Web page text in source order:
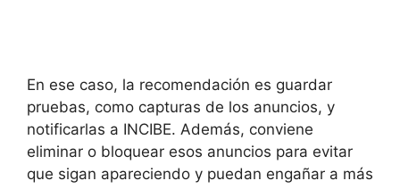
En ese caso, la recomendación es guardar
pruebas, como capturas de los anuncios, y
notificarlas a INCIBE. Además, conviene
eliminar o bloquear esos anuncios para evitar
que sigan apareciendo y puedan engañar a más